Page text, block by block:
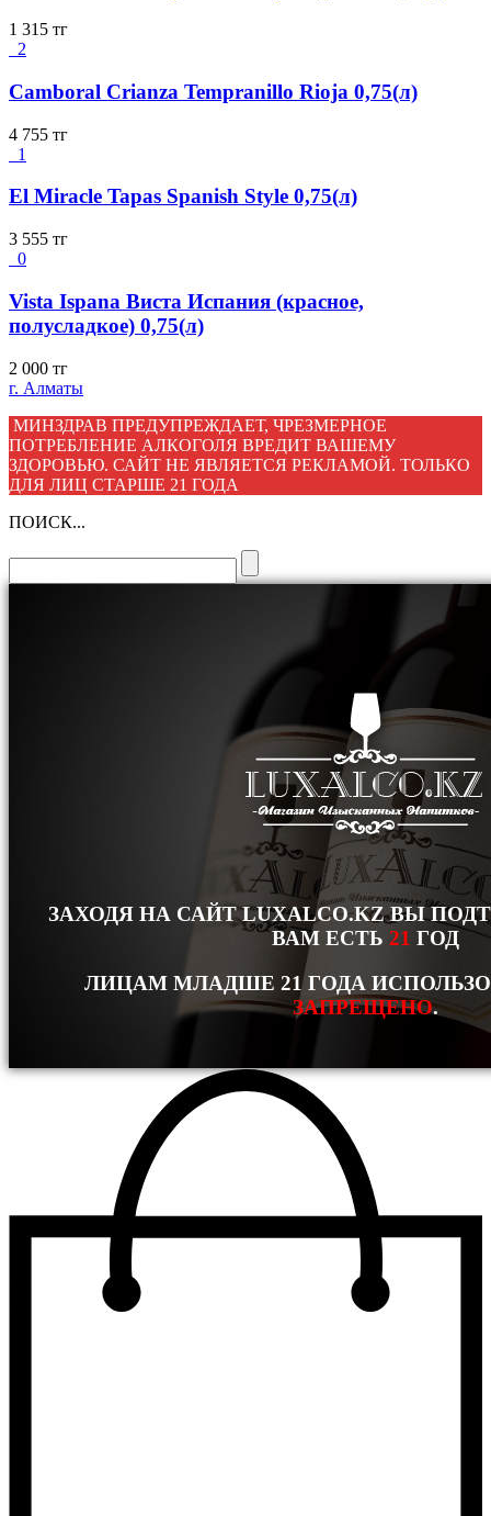
1 315 тг
2
Camboral Crianza Tempranillo Rioja 0,75(л)
4 755 тг
1
El Miracle Tapas Spanish Style 0,75(л)
3 555 тг
0
Vista Ispana Виста Испания (красное,
полусладкое) 0,75(л)
2 000 тг
г. Алматы
МИНЗДРАВ ПРЕДУПРЕЖДАЕТ, ЧРЕЗМЕРНОЕ
ПОТРЕБЛЕНИЕ АЛКОГОЛЯ ВРЕДИТ ВАШЕМУ
ЗДОРОВЬЮ. САЙТ НЕ ЯВЛЯЕТСЯ РЕКЛАМОЙ. ТОЛЬКО
ДЛЯ ЛИЦ СТАРШЕ 21 ГОДА
ПОИСК...
ЗАХОДЯ НА САЙТ LUXALCO.KZ ВЫ
ВАМ ЕСТЬ 21 ГОД
ЛИЦАМ МЛАДШЕ 21 ГОДА
ЗАПРЕЩЕНО.